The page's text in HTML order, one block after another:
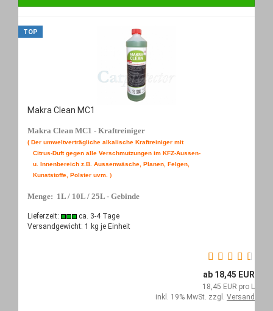
TOP
Makra Clean MC1
Makra Clean MC1 - Kraftreiniger
( Der umweltverträgliche alkalische Kraftreiniger mit
Citrus-Duft gegen alle Verschmutzungen im KFZ-Aussen-
u. Innenbereich z.B. Aussenwäsche, Planen, Felgen,
Kunststoffe, Polster uvm. )
Menge: 1L / 10L / 25L - Gebinde
Lieferzeit:
ca. 3-4 Tage
Versandgewicht: 1 kg je Einheit
ab 18,45 EUR
18,45 EUR pro L
inkl. 19% MwSt. zzgl. Versand